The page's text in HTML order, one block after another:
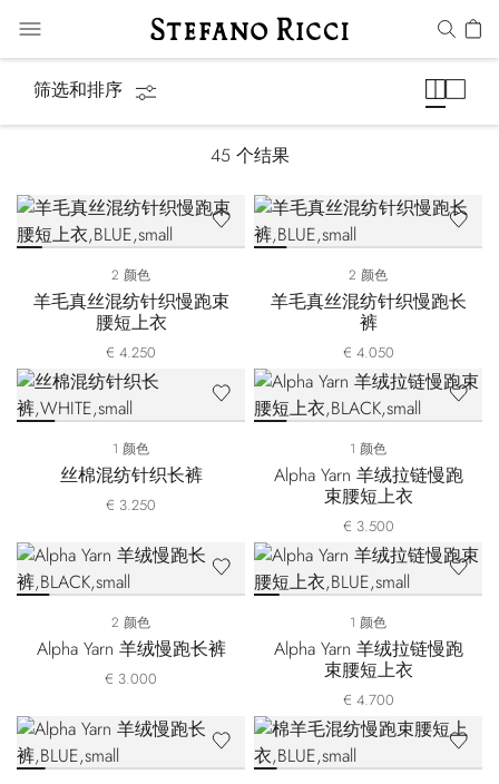
筛选和排序
45 个结果
2 颜色
羊毛真丝混纺针织慢跑束
腰短上衣
€ 4.250
2 颜色
羊毛真丝混纺针织慢跑长
裤
€ 4.050
1 颜色
丝棉混纺针织长裤
€ 3.250
1 颜色
Alpha Yarn 羊绒拉链慢跑
束腰短上衣
€ 3.500
2 颜色
Alpha Yarn 羊绒慢跑长裤
€ 3.000
1 颜色
Alpha Yarn 羊绒拉链慢跑
束腰短上衣
€ 4.700